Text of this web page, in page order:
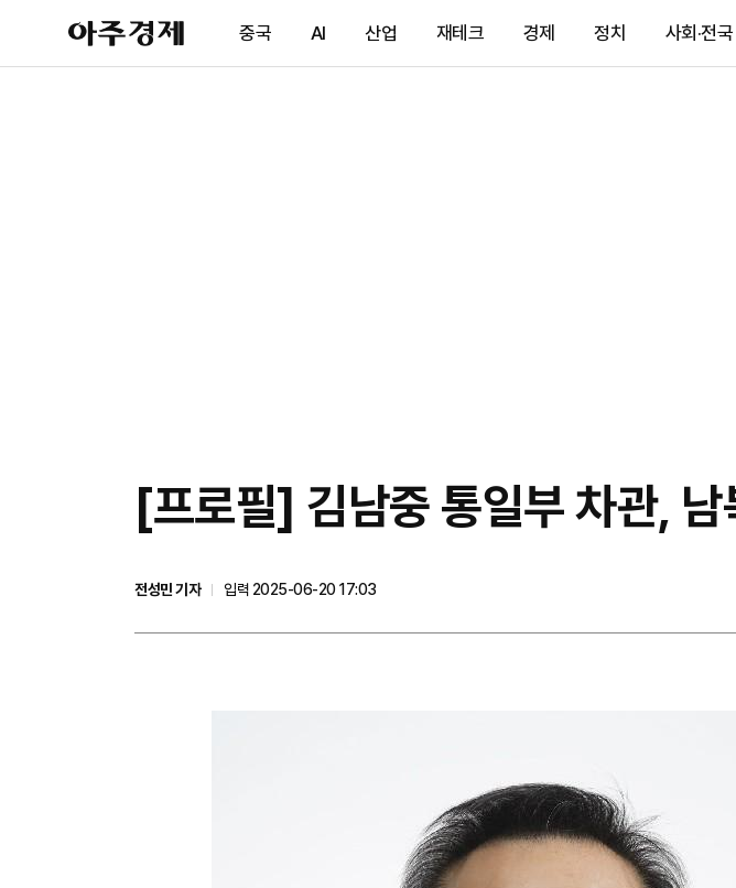
아
주
제
중국 AI 산업 재테크 경제 정치 사회·전국
[프로필] 김남중 통일부 차관,
전성민 기자
입력 2025-06-20 17:03